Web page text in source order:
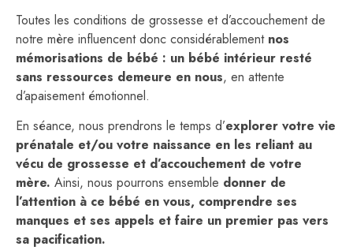
Toutes les conditions de grossesse et d’accouchement de
notre mère influencent donc considérablementnos
mémorisations de bébé : un bébé intérieur resté
sans ressources demeure en nous, en attente
d’apaisement émotionnel.
En séance, nous prendrons le temps d’explorer votre vie
prénatale et/ou votre naissance en les reliant au
vécu de grossesse et d’accouchement de votre
mère. Ainsi, nous pourrons ensemble donner de
l’attention à ce bébé en vous, comprendre ses
manques et ses appels et faire un premier pas vers
sa pacification.